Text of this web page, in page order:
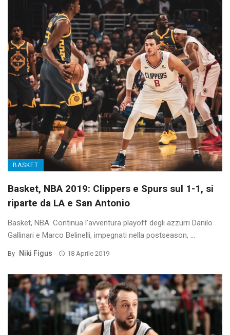
BASKET
Basket, NBA 2019: Clippers e Spurs sul 1-1, si
riparte da LA e San Antonio
Basket, NBA. Continua l’avventura playoff degli azzurri Danilo
Gallinari e Marco Belinelli, impegnati nella postseason, ...
By Niki Figus 18 Aprile 2019